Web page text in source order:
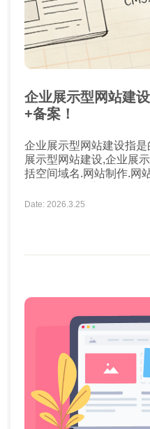
企业展示型网站建
+备案！
企业展示型网站建设指
展示型网站建设,企业展
括空间域名.网站制作.网站备案; 企业展示
网站建设时间: 网站建设所需时间7-10天 企业展示型
Date: 2026.3.25